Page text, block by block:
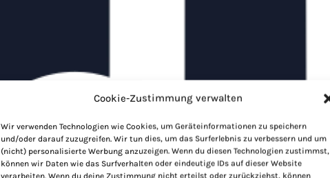
Cookie-Zustimmung verwalten
Wir verwenden Technologien wie Cookies, um Geräteinformationen zu speichern
und/oder darauf zuzugreifen. Wir tun dies, um das Surferlebnis zu verbessern und um
(nicht) personalisierte Werbung anzuzeigen. Wenn du diesen Technologien zustimmst,
können wir Daten wie das Surfverhalten oder eindeutige IDs auf dieser Website
verarbeiten. Wenn du deine Zustimmung nicht erteilst oder zurückziehst, können